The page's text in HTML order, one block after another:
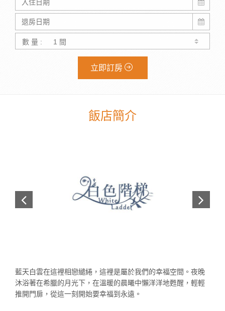
數 量 :
立即訂房
飯店簡介
藍天白雲在這裡相戀繾綣，這裡是屬於我們的幸福空間。夜晚
沐浴著在希臘的月光下，在溫暖的晨曦中懶洋洋地甦醒，輕輕
推開門扉，從這一刻開始要幸福到永遠。